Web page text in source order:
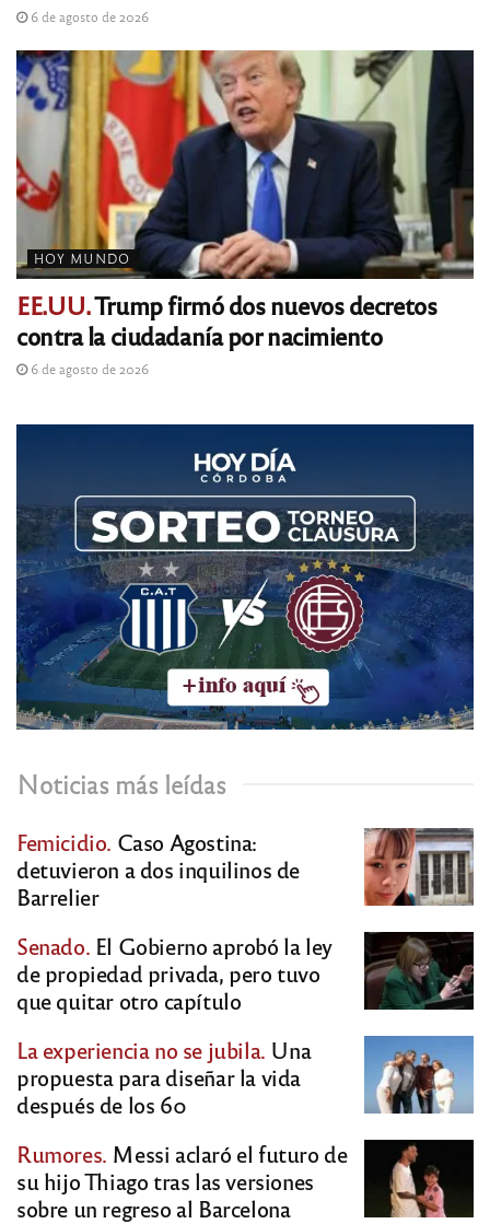
6 de agosto de 2026
HOY MUNDO
EE.UU.Trump firmó dos nuevos decretos
contra la ciudadanía por nacimiento
6 de agosto de 2026
Noticias más leídas
Femicidio. Caso Agostina:
detuvieron a dos inquilinos de
Barrelier
Senado. El Gobierno aprobó la ley
de propiedad privada, pero tuvo
que quitar otro capítulo
La experiencia no se jubila. Una
propuesta para diseñar la vida
después de los 60
Rumores. Messi aclaró el futuro de
su hijo Thiago tras las versiones
sobre un regreso al Barcelona